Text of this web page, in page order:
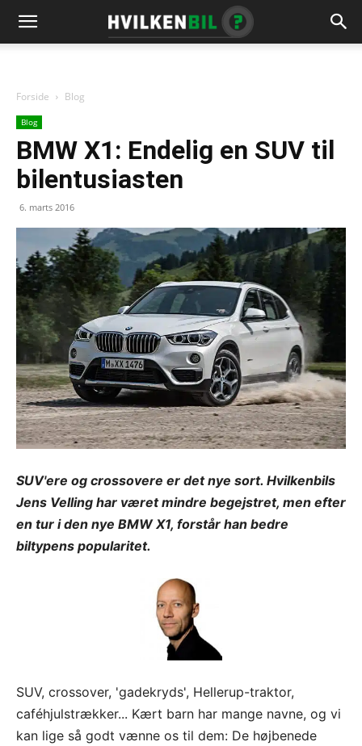
Forside Blog
Blog
BMW X1: Endelig en SUV til
bilentusiasten
6. marts 2016
SUV'ere og crossovere er det nye sort. Hvilkenbils
Jens Velling har været mindre begejstret, men efter
en tur i den nye BMW X1, forstår han bedre
biltypens popularitet.
SUV, crossover, 'gadekryds', Hellerup-traktor,
caféhjulstrækker... Kært barn har mange navne, og vi
kan lige så godt vænne os til dem: De højbenede